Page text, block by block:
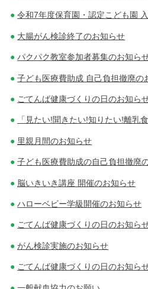
令和7年度保育園・認定こども園
大腸がん検診終了のお知らせ
パクパク教室参加者募集のお知ら
子ども医療費助成 自己負担撤廃の
ごてんば健康づくりの日のお知ら
「見たい!聞きたい!知りたい!離乳
里親月間のお知らせ
子ども医療費助成の自己負担撤廃
脳いきいき講座 開催のお知らせ
ハローベビー学級開催のお知らせ
ごてんば健康づくりの日のお知ら
がん検診実施のお知らせ
ごてんば健康づくりの日のお知ら